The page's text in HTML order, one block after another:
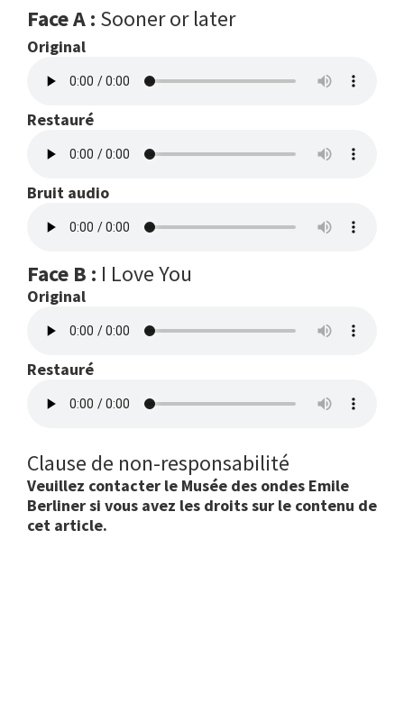
Face A : Sooner or later
Original
Restauré
Bruit audio
Face B : I Love You
Original
Restauré
Clause de non-responsabilité
Veuillez contacter le Musée des ondes Emile
Berliner si vous avez les droits sur le contenu de
cet article.